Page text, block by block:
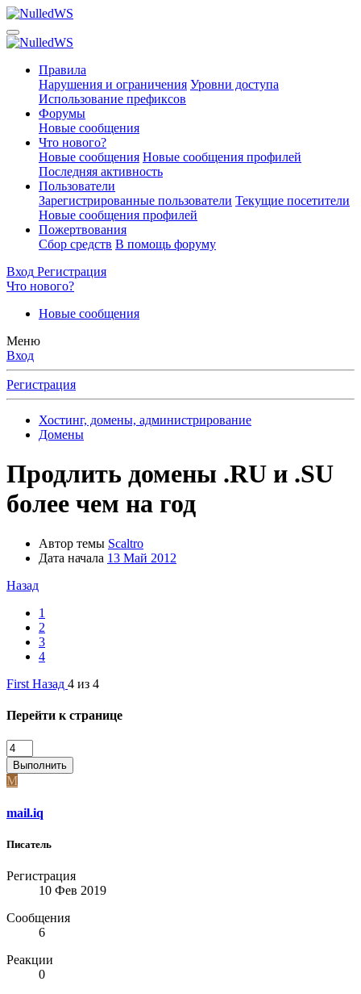
Правила
Нарушения и ограничения Уровни доступа
Использование префиксов
Форумы
Новые сообщения
Что нового?
Новые сообщения Новые сообщения профилей
Последняя активность
Пользователи
Зарегистрированные пользователи Текущие посетители
Новые сообщения профилей
Пожертвования
Сбор средств В помощь форуму
Вход Регистрация
Что нового?
Новые сообщения
Меню
Вход
Регистрация
Хостинг, домены, администрирование
Домены
Продлить домены .RU и .SU
более чем на год
Автор темы Scaltro
Дата начала 13 Май 2012
Назад
1
2
3
4
First Назад 4 из 4
Перейти к странице
Выполнить
M
mail.iq
Писатель
Регистрация
10 Фев 2019
Сообщения
6
Реакции
0